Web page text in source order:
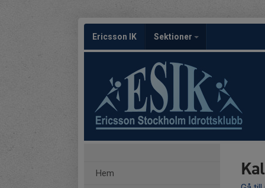
Ericsson IK Sektioner
Hem